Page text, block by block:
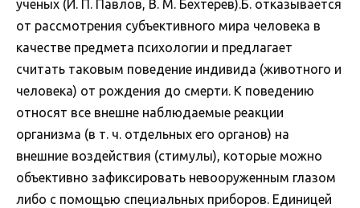
ученых (И. П. Павлов, В. М. Бехтерев).Б. отказывается
от рассмотрения субъективного мира человека в
качестве предмета психологии и предлагает
считать таковым поведение индивида (животного и
человека) от рождения до смерти. К поведению
относят все внешне наблюдаемые реакции
организма (в т. ч. отдельных его органов) на
внешние воздействия (стимулы), которые можно
объективно зафиксировать невооруженным глазом
либо с помощью специальных приборов. Единицей